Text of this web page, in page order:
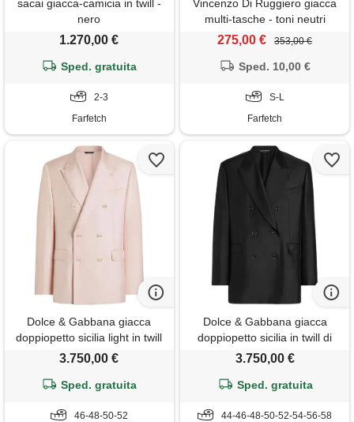
sacai giacca-camicia in twill -
nero
1.270,00 €
Sped. gratuita
2-3
Farfetch
Vincenzo Di Ruggiero giacca
multi-tasche - toni neutri
275,00 € 353,00 €
Sped. 10,00 €
S-L
Farfetch
Dolce & Gabbana giacca
doppiopetto sicilia light in twill
di seta - rosa
3.750,00 €
Sped. gratuita
46-48-50-52
Dolce & Gabbana giacca
doppiopetto sicilia in twill di
seta - nero
3.750,00 €
Sped. gratuita
44-46-48-50-52-54-56-58